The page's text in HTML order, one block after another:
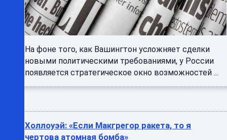
На фоне того, как Вашингтон усложняет сделки
новыми политическими требованиями, у России
появляется стратегическое окно возможностей ...
Холлоуэй: «Если Макгрегор ракета, то я
чертова атомная бомба»